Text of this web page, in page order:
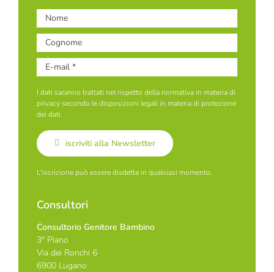
I dati saranno trattati nel rispetto della normativa in materia di
privacy secondo le disposizioni legali in materia di protezione
dei dati.
iscriviti alla Newsletter
L'iscrizione può essere disdetta in qualsiasi momento.
Consultori
Consultorio Genitore Bambino
3° Piano
Via dei Ronchi 6
6900 Lugano